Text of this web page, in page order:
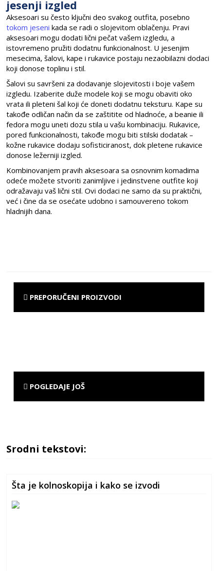
jesenji izgled
Aksesoari su često ključni deo svakog outfita, posebno
tokom jeseni kada se radi o slojevitom oblačenju. Pravi
aksesoari mogu dodati lični pečat vašem izgledu, a
istovremeno pružiti dodatnu funkcionalnost. U jesenjim
mesecima, šalovi, kape i rukavice postaju nezaobilazni dodaci
koji donose toplinu i stil.
Šalovi su savršeni za dodavanje slojevitosti i boje vašem
izgledu. Izaberite duže modele koji se mogu obaviti oko
vrata ili pleteni šal koji će doneti dodatnu teksturu. Kape su
takođe odličan način da se zaštitite od hladnoće, a beanie ili
fedora mogu uneti dozu stila u vašu kombinaciju. Rukavice,
pored funkcionalnosti, takođe mogu biti stilski dodatak –
kožne rukavice dodaju sofisticiranost, dok pletene rukavice
donose ležerniji izgled.
Kombinovanjem pravih aksesoara sa osnovnim komadima
odeće možete stvoriti zanimljive i jedinstvene outfite koji
odražavaju vaš lični stil. Ovi dodaci ne samo da su praktični,
već i čine da se osećate udobno i samouvereno tokom
hladnijih dana.
PREPORUČENI PROIZVODI
POGLEDAJE JOŠ
Srodni tekstovi:
Šta je kolnoskopija i kako se izvodi